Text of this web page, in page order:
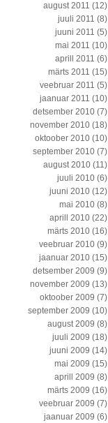
august 2011 (12)
juuli 2011 (8)
juuni 2011 (5)
mai 2011 (10)
aprill 2011 (6)
märts 2011 (15)
veebruar 2011 (5)
jaanuar 2011 (10)
detsember 2010 (7)
november 2010 (18)
oktoober 2010 (10)
september 2010 (7)
august 2010 (11)
juuli 2010 (6)
juuni 2010 (12)
mai 2010 (8)
aprill 2010 (22)
märts 2010 (16)
veebruar 2010 (9)
jaanuar 2010 (15)
detsember 2009 (9)
november 2009 (13)
oktoober 2009 (7)
september 2009 (10)
august 2009 (8)
juuli 2009 (18)
juuni 2009 (14)
mai 2009 (15)
aprill 2009 (8)
märts 2009 (16)
veebruar 2009 (7)
jaanuar 2009 (6)